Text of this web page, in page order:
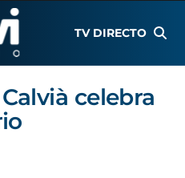
TV DIRECTO
celebra